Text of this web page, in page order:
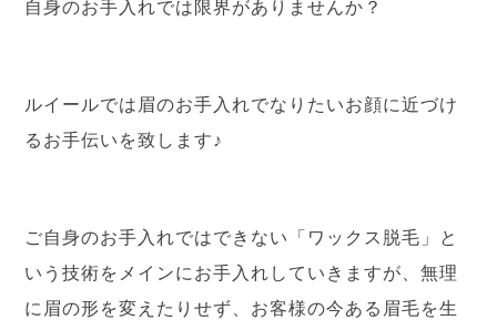
自身のお手入れでは限界がありませんか？
ルイールでは眉のお手入れでなりたいお顔に近づけ
るお手伝いを致します♪
ご自身のお手入れではできない「ワックス脱毛」と
いう技術をメインにお手入れしていきますが、無理
に眉の形を変えたりせず、お客様の今ある眉毛を生